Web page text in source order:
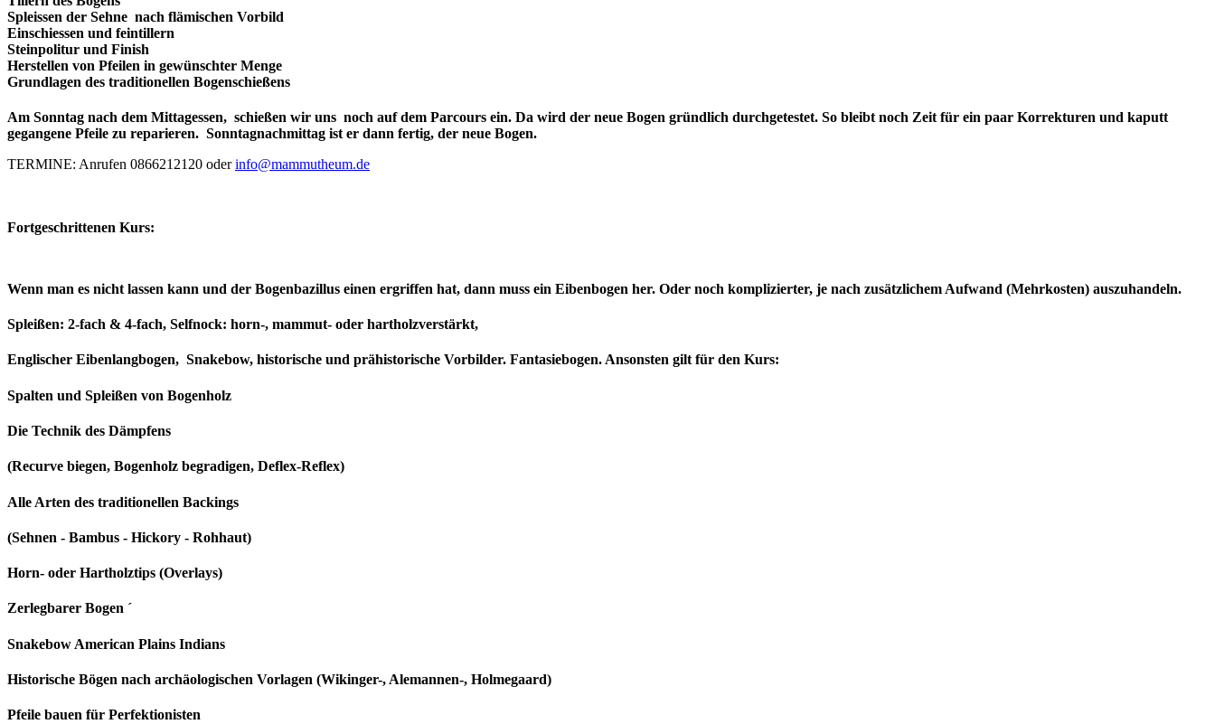
Spleissen der Sehne nach flämischen Vorbild
Einschiessen und feintillern
Steinpolitur und Finish
Herstellen von Pfeilen in gewünschter Menge
Grundlagen des traditionellen Bogenschießens
Am Sonntag nach dem Mittagessen, schießen wir uns noch auf dem Parcours ein. Da wird der neue Bogen gründlich durchgetestet. So bleibt noch Zeit für ein paar Korrekturen und kaputt
gegangene Pfeile zu reparieren. Sonntagnachmittag ist er dann fertig, der neue Bogen.
TERMINE: Anrufen 0866212120 oderinfo@mammutheum.de
Fortgeschrittenen Kurs:
Wenn man es nicht lassen kann und der Bogenbazillus einen ergriffen hat, dann muss ein Eibenbogen her. Oder noch komplizierter, je nach zusätzlichem Aufwand (Mehrkosten) auszuhandeln.
Spleißen: 2-fach & 4-fach, Selfnock: horn-, mammut- oder hartholzverstärkt,
Englischer Eibenlangbogen, Snakebow, historische und prähistorische Vorbilder. Fantasiebogen. Ansonsten gilt für den Kurs:
Spalten und Spleißen von Bogenholz
Die Technik des Dämpfens
(Recurve biegen, Bogenholz begradigen, Deflex-Reflex)
Alle Arten des traditionellen Backings
(Sehnen - Bambus - Hickory - Rohhaut)
Horn- oder Hartholztips (Overlays)
Zerlegbarer Bogen ´
Snakebow American Plains Indians
Historische Bögen nach archäologischen Vorlagen (Wikinger-, Alemannen-, Holmegaard)
Pfeile bauen für Perfektionisten